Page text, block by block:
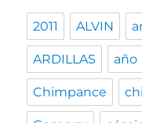
2011 ALVIN
ARDILLAS año
Chimpance